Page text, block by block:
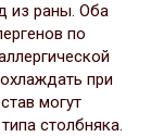
из раны. Оба
по
при
могут
столбняка.